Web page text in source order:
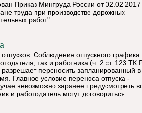
Приказ Минтруда России от
труда при производстве дорожных
работ".
Соблюдение отпускного графика
так и работника (ч. 2 ст. 123 ТК
переносить запланированный
Главное условие переноса отпуска -
невозможно заранее предусмотреть
и работодатель могут договориться.